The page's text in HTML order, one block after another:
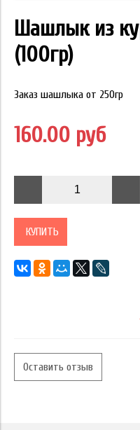
Шашлык из
(100гр)
Заказ шашлыка от 250гр
160.00 руб
КУПИТЬ
Оставить отзыв